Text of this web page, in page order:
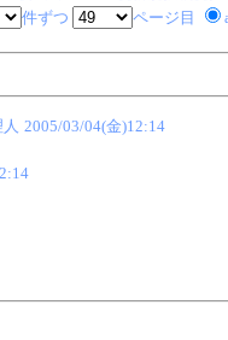
件ずつ
ページ目
2005/03/04(金)12:14